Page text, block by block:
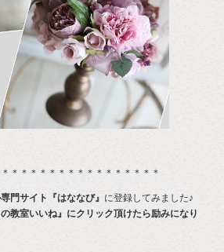
＊＊＊＊＊＊＊＊＊＊＊＊＊＊＊＊
門サイト『はななび』 に登録してみました♪
教室いいね』にクリック頂けたら励みになり